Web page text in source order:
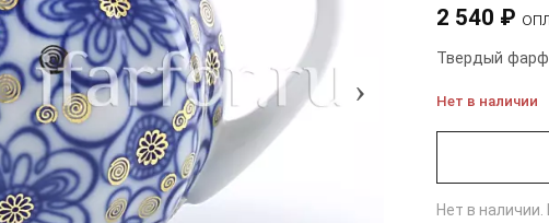
›
2 540 ₽
Твердый
Нет в наличии
Нет в